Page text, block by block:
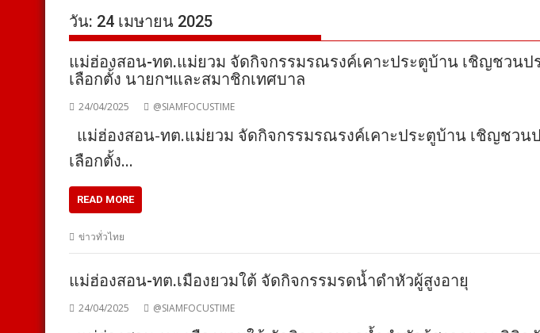
วัน: 24 เมษายน 2025
แม่ฮ่องสอน-ทต.แม่ยวม จัดกิจกรรมรณรงค์เคาะประตูบ้าน เชิญชวน
เลือกตั้ง นายกฯและสมาชิกเทศบาล
24/04/2025 @SIAMFOCUSTIME
แม่ฮ่องสอน-ทต.แม่ยวม จัดกิจกรรมรณรงค์เคาะประตูบ้าน เชิญชว
เลือกตั้ง…
READ MORE
ข่าวทั่วไทย
แม่ฮ่องสอน-ทต.เมืองยวมใต้ จัดกิจกรรมรดน้ำดำหัวผู้สูงอายุ
24/04/2025 @SIAMFOCUSTIME